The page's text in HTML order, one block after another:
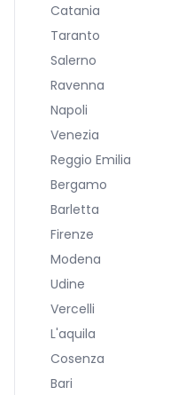
Catania
Taranto
Salerno
Ravenna
Napoli
Venezia
Reggio Emilia
Bergamo
Barletta
Firenze
Modena
Udine
Vercelli
L'aquila
Cosenza
Bari